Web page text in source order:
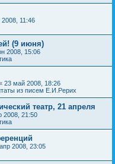
11:46
(9 июня)
2008, 15:06
23 май 2008, 18:26
из писем Е.И.Рерих
театр, 21 апреля
2008, 21:50
2008, 23:05